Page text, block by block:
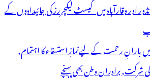
اور وقارآباد میں گیسٹ لیکچررز کی جائیدادوں کے
میں بارانِ رحمت کے لیےنمازِ استسقاء کا اہتمام,
شرکت, برادران وطن بھی پہنچے